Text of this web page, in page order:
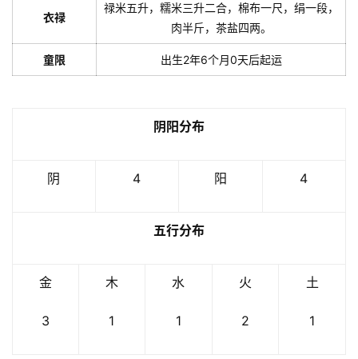
衣禄
禄米五升，糯米三升二合，棉布一尺，绢一段，
肉半斤，茶盐四两。
童限 出生2年6个月0天后起运
阴阳分布
阴 4 阳 4
五行分布
金
3
木
1
水
1
火
2
土
1